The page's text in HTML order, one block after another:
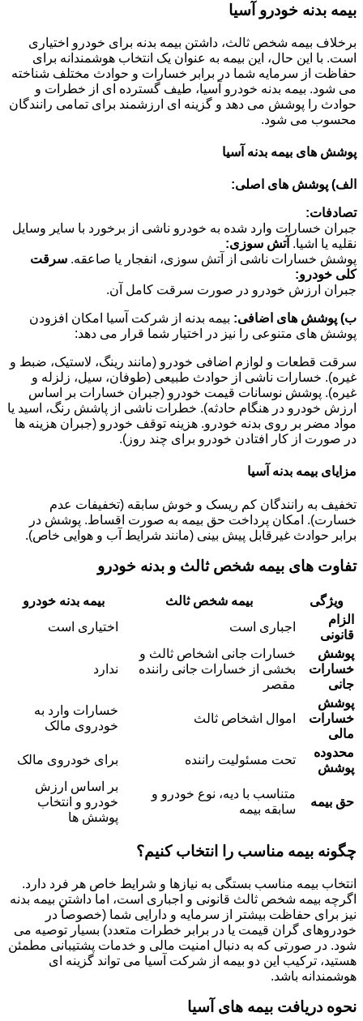
بیمه بدنه خودرو آسیا
برخلاف بیمه شخص ثالث، داشتن بیمه بدنه برای خودرو اختیاری
است. با این حال، این بیمه به عنوان یک انتخاب هوشمندانه برای
حفاظت از سرمایه شما در برابر خسارات و حوادث مختلف شناخته
می شود. بیمه بدنه خودرو آسیا، طیف گسترده ای از خطرات و
حوادث را پوشش می دهد و گزینه ای ارزشمند برای تمامی رانندگان
محسوب می شود.
پوشش های بیمه بدنه آسیا
الف) پوشش های اصلی:
تصادفات:
جبران خسارات وارد شده به خودرو ناشی از برخورد با سایر وسایل
نقلیه یا اشیا. آتش سوزی:
پوشش خسارات ناشی از آتش سوزی، انفجار یا صاعقه. سرقت
کلی خودرو:
جبران ارزش خودرو در صورت سرقت کامل آن.
ب) پوشش های اضافی: بیمه بدنه از شرکت آسیا امکان افزودن
پوشش های متنوعی را نیز در اختیار شما قرار می دهد:
سرقت قطعات و لوازم اضافی خودرو (مانند رینگ، لاستیک، ضبط و
غیره). خسارات ناشی از حوادث طبیعی (طوفان، سیل، زلزله و
غیره). پوشش نوسانات قیمت خودرو (جبران خسارات بر اساس
ارزش خودرو در هنگام حادثه). خطرات ناشی از پاشش رنگ، اسید یا
مواد مضر بر روی بدنه خودرو. هزینه توقف خودرو (جبران هزینه ها
در صورت از کار افتادن خودرو برای چند روز).
مزایای بیمه بدنه آسیا
تخفیف به رانندگان کم ریسک و خوش سابقه (تخفیفات عدم
خسارت). امکان پرداخت حق بیمه به صورت اقساط. پوشش در
برابر حوادث غیرقابل پیش بینی (مانند شرایط آب و هوایی خاص).
تفاوت های بیمه شخص ثالث و بدنه خودرو
ویژگی بیمه شخص ثالث
بیمه بدنه خودرو
الزام
قانونی
اجباری است
اختیاری است
پوشش
خسارات
جانی
خسارات جانی اشخاص ثالث و
بخشی از خسارات جانی راننده
مقصر
ندارد
پوشش
خسارات
مالی
اموال اشخاص ثالث
خسارات وارد به
خودروی مالک
محدوده
پوشش
تحت مسئولیت راننده برای خودروی مالک
حق بیمه
متناسب با دیه، نوع خودرو و
سابقه بیمه
بر اساس ارزش
خودرو و انتخاب
پوشش ها
چگونه بیمه مناسب را انتخاب کنیم؟
انتخاب بیمه مناسب بستگی به نیازها و شرایط خاص هر فرد دارد.
اگرچه بیمه شخص ثالث قانونی و اجباری است، اما داشتن بیمه بدنه
نیز برای حفاظت بیشتر از سرمایه و دارایی شما (خصوصاً در
خودروهای گران قیمت یا در برابر خطرات متعدد) بسیار توصیه می
شود. در صورتی که به دنبال امنیت مالی و خدمات پشتیبانی مطمئن
هستید، ترکیب این دو بیمه از شرکت آسیا می تواند گزینه ای
هوشمندانه باشد.
نحوه دریافت بیمه های آسیا